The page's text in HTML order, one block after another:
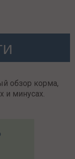
обзор корма,
и минусах.